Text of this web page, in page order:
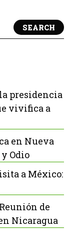
SEARCH
presidencia
vivifica a
en Nueva
Odio
a México:
de
Nicaragua